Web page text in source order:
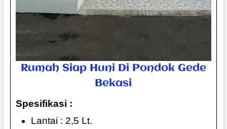
Rumah Siap Huni Di Pondok Gede
Bekasi
Spesifikasi :
Lantai : 2,5 Lt.